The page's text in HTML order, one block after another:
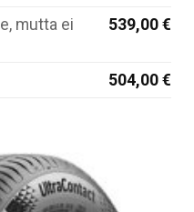
mutta ei
539,00 €
504,00 €